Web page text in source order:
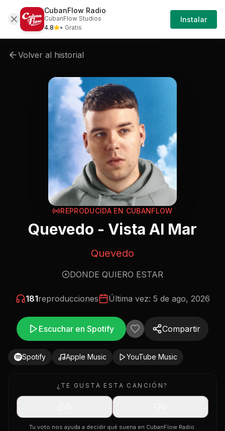
Cancion Quevedo-quevedo-vista-al-mar
Iniciar
Sesión
Volver al historial
REPRODUCIDA EN CUBANFLOW
Quevedo - Vista Al Mar
Quevedo
DONDE QUIERO ESTAR
181reproducciones Última vez: 5 de ago, 2026
Escuchar en Spotify Compartir
Spotify Apple Music YouTube Music
¿TE GUSTA ESTA CANCIÓN?
Tu voto nos ayuda a decidir qué suena en CubanFlow Radio.
CubanFlow Radio
CubanFlow Studios
4.8
• Gratis
Instalar